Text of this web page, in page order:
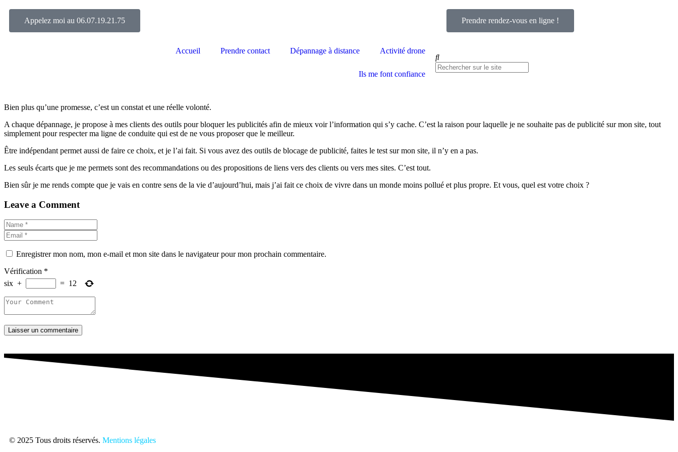
Appelez moi au 06.07.19.21.75 Prendre rendez-vous en ligne !
Accueil Prendre contact Dépannage à distance Activité drone
Ils me font confiance
Bien plus qu’une promesse, c’est un constat et une réelle volonté.
A chaque dépannage, je propose à mes clients des outils pour bloquer les publicités afin de mieux voir l’information qui s’y cache. C’est la raison pour laquelle je ne souhaite pas de publicité sur mon site, tout
simplement pour respecter ma ligne de conduite qui est de ne vous proposer que le meilleur.
Être indépendant permet aussi de faire ce choix, et je l’ai fait. Si vous avez des outils de blocage de publicité, faites le test sur mon site, il n’y en a pas.
Les seuls écarts que je me permets sont des recommandations ou des propositions de liens vers des clients ou vers mes sites. C’est tout.
Bien sûr je me rends compte que je vais en contre sens de la vie d’aujourd’hui, mais j’ai fait ce choix de vivre dans un monde moins pollué et plus propre. Et vous, quel est votre choix ?
Leave a Comment
Enregistrer mon nom, mon e-mail et mon site dans le navigateur pour mon prochain commentaire.
Vérification *
six + = 12
Laisser un commentaire
© 2025 Tous droits réservés. Mentions légales